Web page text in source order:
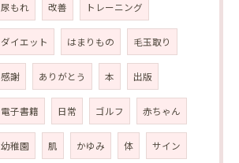
尿もれ 改善 トレーニング
ダイエット はまりもの 毛玉取り
感謝 ありがとう 本 出版
電子書籍 日常 ゴルフ 赤ちゃん
幼稚園 肌 かゆみ 体 サイン